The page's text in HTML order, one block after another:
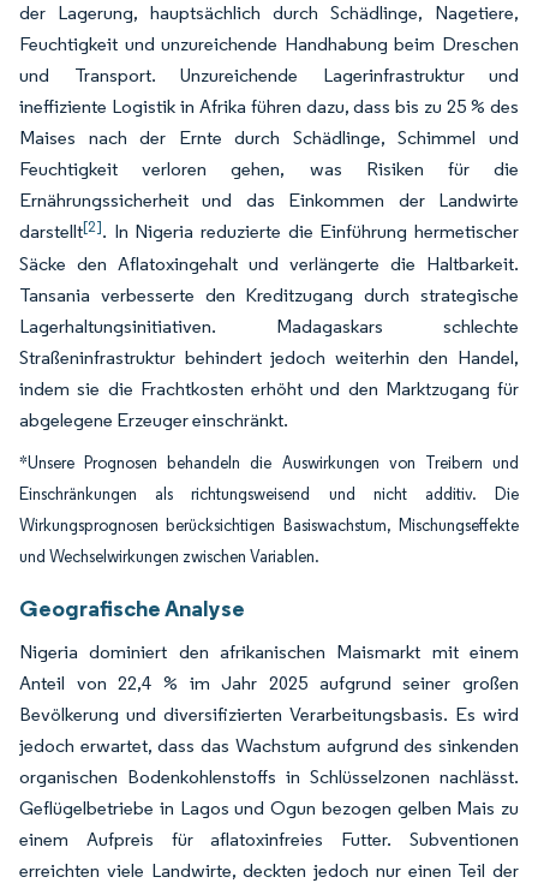
der Lagerung, hauptsächlich durch Schädlinge, Nagetiere,
Feuchtigkeit und unzureichende Handhabung beim Dreschen
und Transport. Unzureichende Lagerinfrastruktur und
ineffiziente Logistik in Afrika führen dazu, dass bis zu 25 % des
Maises nach der Ernte durch Schädlinge, Schimmel und
Feuchtigkeit verloren gehen, was Risiken für die
Ernährungssicherheit und das Einkommen der Landwirte
darstellt[2]. In Nigeria reduzierte die Einführung hermetischer
Säcke den Aflatoxingehalt und verlängerte die Haltbarkeit.
Tansania verbesserte den Kreditzugang durch strategische
Lagerhaltungsinitiativen. Madagaskars schlechte
Straßeninfrastruktur behindert jedoch weiterhin den Handel,
indem sie die Frachtkosten erhöht und den Marktzugang für
abgelegene Erzeuger einschränkt.
*Unsere Prognosen behandeln die Auswirkungen von Treibern und
Einschränkungen als richtungsweisend und nicht additiv. Die
Wirkungsprognosen berücksichtigen Basiswachstum, Mischungseffekte
und Wechselwirkungen zwischen Variablen.
Geografische Analyse
Nigeria dominiert den afrikanischen Maismarkt mit einem
Anteil von 22,4 % im Jahr 2025 aufgrund seiner großen
Bevölkerung und diversifizierten Verarbeitungsbasis. Es wird
jedoch erwartet, dass das Wachstum aufgrund des sinkenden
organischen Bodenkohlenstoffs in Schlüsselzonen nachlässt.
Geflügelbetriebe in Lagos und Ogun bezogen gelben Mais zu
einem Aufpreis für aflatoxinfreies Futter. Subventionen
erreichten viele Landwirte, deckten jedoch nur einen Teil der